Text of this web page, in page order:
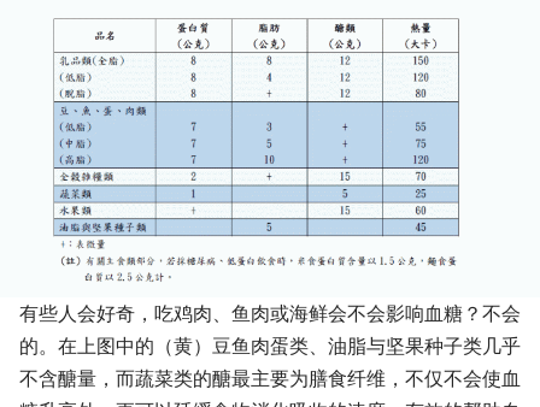
有些人会好奇，吃鸡肉、鱼肉或海鲜会不会影响血糖？不会
的。在上图中的（黄）豆鱼肉蛋类、油脂与坚果种子类几乎
不含醣量，而蔬菜类的醣最主要为膳食纤维，不仅不会使血